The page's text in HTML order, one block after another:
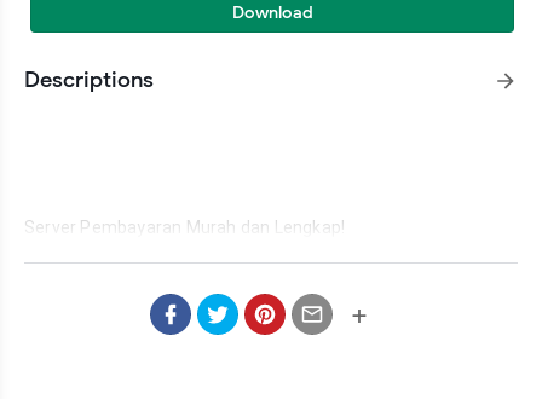
Download
Descriptions
+